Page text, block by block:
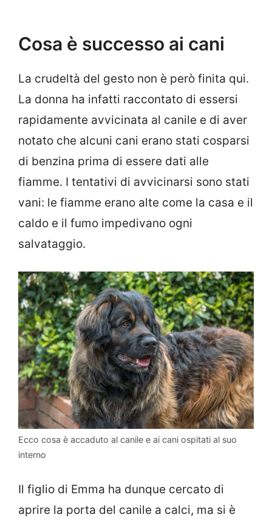
Cosa è successo ai cani
La crudeltà del gesto non è però finita qui.
La donna ha infatti raccontato di essersi
rapidamente avvicinata al canile e di aver
notato che alcuni cani erano stati cosparsi
di benzina prima di essere dati alle
fiamme. I tentativi di avvicinarsi sono stati
vani: le fiamme erano alte come la casa e il
caldo e il fumo impedivano ogni
salvataggio.
Ecco cosa è accaduto al canile e ai cani ospitati al suo
interno
Il figlio di Emma ha dunque cercato di
aprire la porta del canile a calci, ma si è